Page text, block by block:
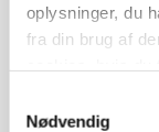
oplysninger, du
fra din brug af
Nødvendig